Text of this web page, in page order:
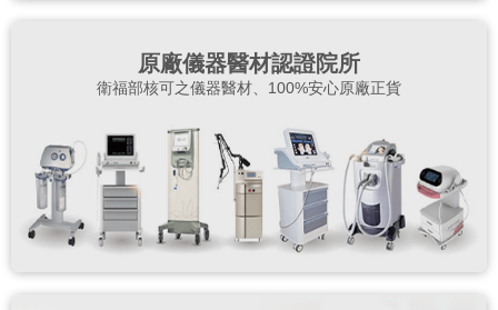
原廠儀器醫材認證院所
衛福部核可之儀器醫材、100%安心原廠正貨